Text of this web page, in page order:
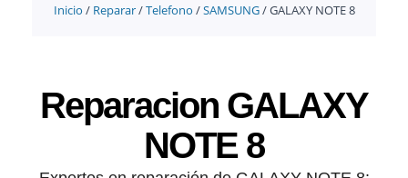
Inicio / Reparar/Telefono /SAMSUNG/ GALAXY NOTE 8
Reparacion GALAXY
NOTE 8